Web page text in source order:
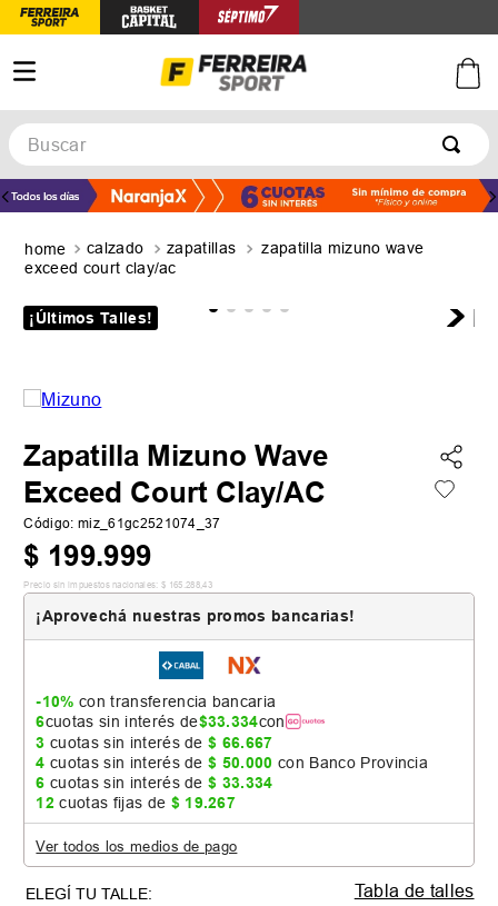
Buscar
calzado zapatillas
zapatilla mizuno wave
exceed court clay/ac
¡Últimos Talles!
Zapatilla Mizuno Wave
Exceed Court Clay/AC
Código: miz_61gc2521074_37
$ 199.999
Precio sin impuestos nacionales: $ 165 .288,43
¡Aprovechá nuestras promos bancarias!
-10% con transferencia bancaria
6cuotas sin interés de$33.334con
3 cuotas sin interés de$ 66.667
4 cuotas sin interés de$ 50.000 con Banco Provincia
6 cuotas sin interés de$ 33.334
12 cuotas fijas de $ 19.267
Ver todos los medios de pago
Tabla de talles
TÉRMINOS MÁS BUSCADOS
2.
basquet